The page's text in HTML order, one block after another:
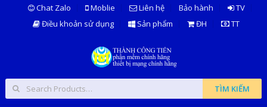
Chat Zalo Moblie Liên hệ Bảo hành
TV
Điều khoản sử dụng
Sản phẩm ĐH TT
TÌM KIẾM